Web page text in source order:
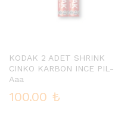
KODAK 2 ADET SHRINK
CINKO KARBON INCE PIL-
Aaa
100.00 ₺